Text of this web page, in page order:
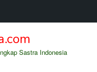
Sastra Indonesia